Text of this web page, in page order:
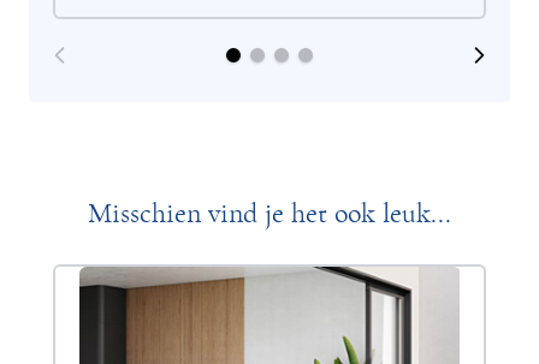
Misschien vind je het ook leuk...